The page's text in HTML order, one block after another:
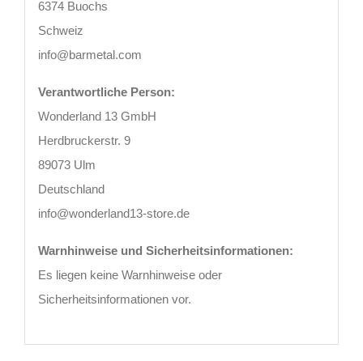
6374 Buochs
Schweiz
info@barmetal.com
Verantwortliche Person:
Wonderland 13 GmbH
Herdbruckerstr. 9
89073 Ulm
Deutschland
info@wonderland13-store.de
Warnhinweise und Sicherheitsinformationen:
Es liegen keine Warnhinweise oder
Sicherheitsinformationen vor.